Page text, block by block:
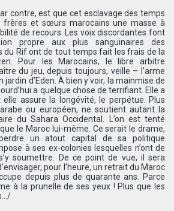
contre, est que cet esclavage des temps
frères et sœurs marocains une masse à
de recours. Les voix discordantes font
propre aux plus sanguinaires des
du Rif ont de tout temps fait les frais de la
Pour les Marocains, le libre arbitre
du jeu, depuis toujours, veille – l’arme
jardin d’Eden. À bien y voir, la mainmise de
a quelque chose de terrifiant. Elle a
assure la longévité, le perpétue. Plus
ou européen, ne soutient autant la
du Sahara Occidental. L’on est tenté
le Maroc lui-même. Ce serait le drame,
un atout capital de sa politique
à ses ex-colonies lesquelles n’ont de
soumettre. De ce point de vue, il sera
pour l’heure, un retrait du Maroc
depuis plus de quarante ans. Parce
à la prunelle de ses yeux ! Plus que les